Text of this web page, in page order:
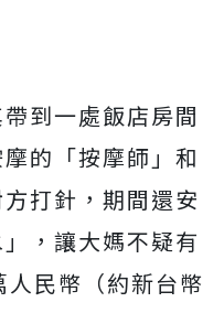
到一處飯店房間
的「按摩師」和
打針，期間還安
，讓大媽不疑有
民幣（約新台幣